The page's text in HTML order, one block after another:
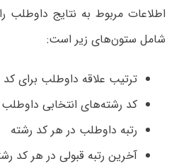
اطلاعات مربوط به نتایج
شامل ستون‌های زیر است:
ترتیب علاقه داوطلب برای
کد رشته‌های انتخابی داوطلب
رتبه داوطلب در هر کد رشته
آخرین رتبه قبولی در هر کد